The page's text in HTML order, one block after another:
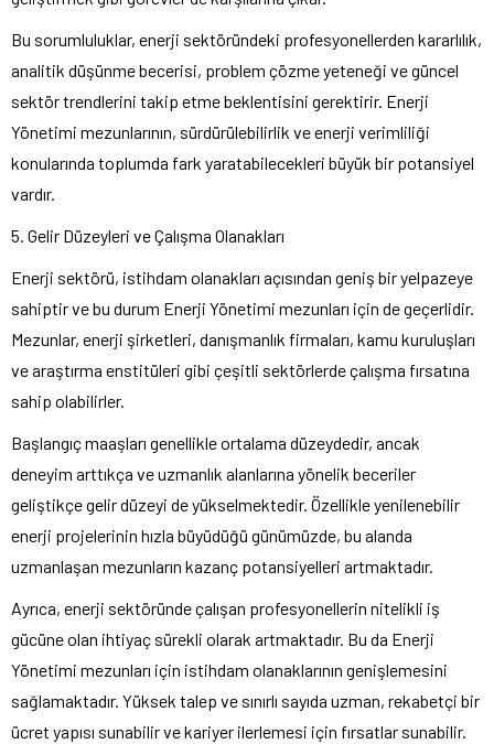
Bu sorumluluklar, enerji sektöründeki profesyonellerden kararlılık,
analitik düşünme becerisi, problem çözme yeteneği ve güncel
sektör trendlerini takip etme beklentisini gerektirir. Enerji
Yönetimi mezunlarının, sürdürülebilirlik ve enerji verimliliği
konularında toplumda fark yaratabilecekleri büyük bir potansiyel
vardır.
5. Gelir Düzeyleri ve Çalışma Olanakları
Enerji sektörü, istihdam olanakları açısından geniş bir yelpazeye
sahiptir ve bu durum Enerji Yönetimi mezunları için de geçerlidir.
Mezunlar, enerji şirketleri, danışmanlık firmaları, kamu kuruluşları
ve araştırma enstitüleri gibi çeşitli sektörlerde çalışma fırsatına
sahip olabilirler.
Başlangıç maaşları genellikle ortalama düzeydedir, ancak
deneyim arttıkça ve uzmanlık alanlarına yönelik beceriler
geliştikçe gelir düzeyi de yükselmektedir. Özellikle yenilenebilir
enerji projelerinin hızla büyüdüğü günümüzde, bu alanda
uzmanlaşan mezunların kazanç potansiyelleri artmaktadır.
Ayrıca, enerji sektöründe çalışan profesyonellerin nitelikli iş
gücüne olan ihtiyaç sürekli olarak artmaktadır. Bu da Enerji
Yönetimi mezunları için istihdam olanaklarının genişlemesini
sağlamaktadır. Yüksek talep ve sınırlı sayıda uzman, rekabetçi bir
ücret yapısı sunabilir ve kariyer ilerlemesi için fırsatlar sunabilir.